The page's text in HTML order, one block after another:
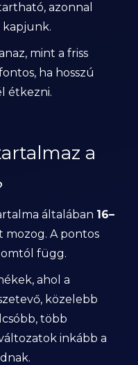
azonnal
mint a friss
ha hosszú
étkezni.
a
általában 16–
mozog. A pontos
függ.
ahol a
közelebb
több
inkább a